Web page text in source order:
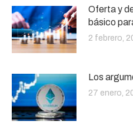
Oferta y
básico
2 febrero,
Los
27 enero,